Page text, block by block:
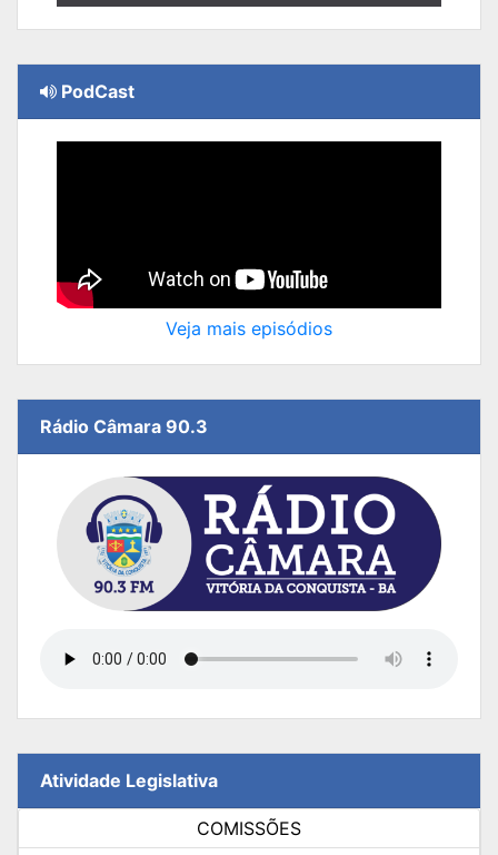
PodCast
Veja mais episódios
Rádio Câmara 90.3
Atividade Legislativa
COMISSÕES